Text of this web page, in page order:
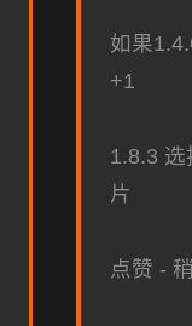
如果
+1
1.8.3
片
点赞 -